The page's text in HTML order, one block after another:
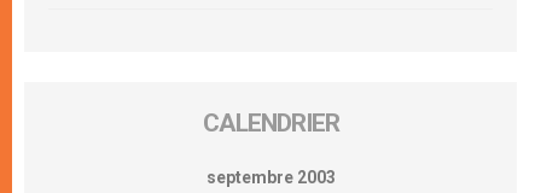
CALENDRIER
septembre 2003